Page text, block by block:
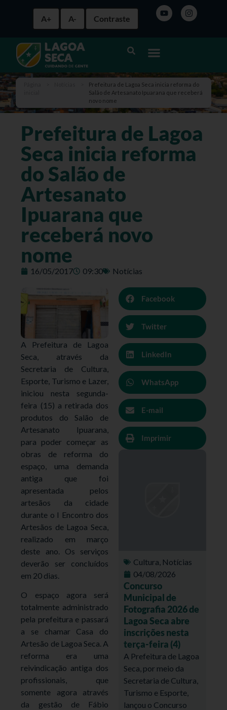
A+ A- Contraste
Prefeitura de Lagoa Seca inicia reforma do
Salão de Artesanato Ipuarana que receberá
novo nome
Prefeitura de Lagoa
Seca inicia reforma
do Salão de
Artesanato
Ipuarana que
receberá novo
nome
16/05/2017 09:30 Notícias
A Prefeitura de Lagoa
Seca, através da
Secretaria de Cultura,
Esporte, Turismo e Lazer,
iniciou nesta segunda-
feira (15) a retirada dos
produtos do Salão de
Artesanato Ipuarana,
para poder começar as
obras de reforma do
espaço, uma demanda
antiga que foi
apresentada pelos
artesãos da cidade
durante o I Encontro dos
Artesãos de Lagoa Seca,
realizado em março
deste ano. Os serviços
deverão ser concluídos
em 20 dias.
O espaço agora será
totalmente administrado
pela prefeitura e passará
a se chamar Casa do
Artesão de Lagoa Seca. A
reforma era uma
reivindicação antiga dos
profissionais, que
somente agora através
da gestão de Fábio
Facebook
Twitter
LinkedIn
WhatsApp
E-mail
Imprimir
Cultura, Notícias
04/08/2026
Concurso
Municipal de
Fotografia 2026 de
Lagoa Seca abre
inscrições nesta
terça-feira (4)
A Prefeitura de Lagoa
Seca, por meio da
Secretaria de Cultura,
Turismo e Esporte,
lançou o Concurso